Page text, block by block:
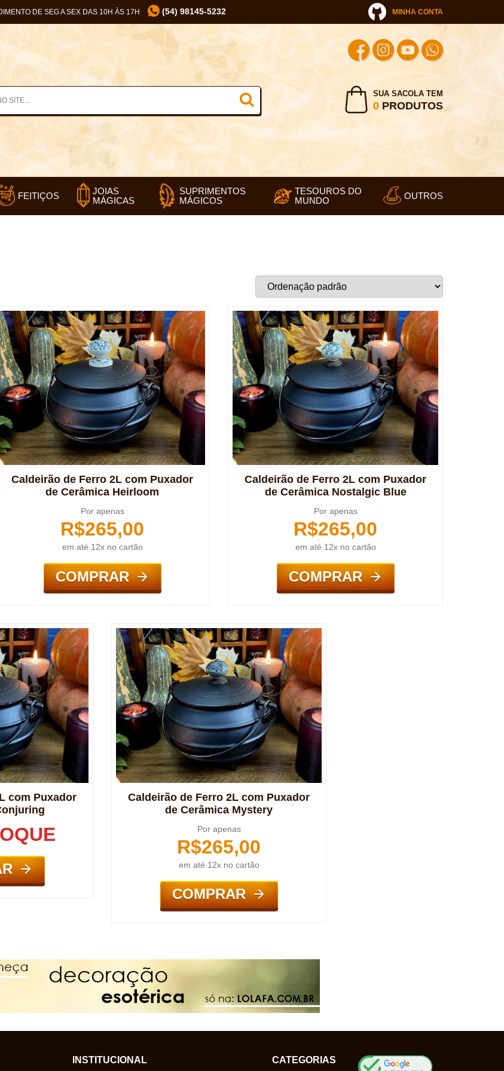
DE SEG A SEX DAS 10H ÀS 17H (54) 98145-5232 MINHA CONTA
SUA SACOLA TEM
0PRODUTOS
FEITIÇOS
JOIAS
MÁGICAS
SUPRIMENTOS
MÁGICOS
TESOUROS DO
MUNDO
OUTROS
Caldeirão de Ferro 2L com Puxador
de Cerâmica Heirloom
Por apenas
R$265,00
em até 12x no cartão
COMPRAR
Caldeirão de Ferro 2L com Puxador
de Cerâmica Nostalgic Blue
Por apenas
R$265,00
em até 12x no cartão
COMPRAR
com Puxador
Caldeirão de Ferro 2L com Puxador
de Cerâmica Mystery
Por apenas
R$265,00
em até 12x no cartão
COMPRAR
INSTITUCIONAL CATEGORIAS